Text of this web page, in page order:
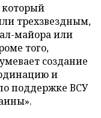
который
трехзвездным,
майора или
того,
создание
и
поддержке ВСУ